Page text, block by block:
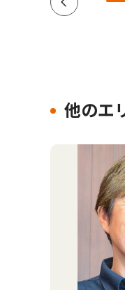
他のエ